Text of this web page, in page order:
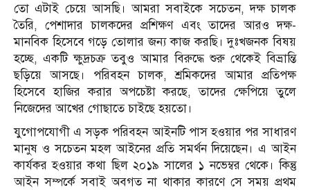
তো এটাই চেয়ে আসছি। আমরা সবাইকে সচেতন, দক্ষ চালক
তৈরি, পেশাদার চালকদের প্রশিক্ষণ এবং তাদের আরও দক্ষ-
মানবিক হিসেবে গড়ে তোলার জন্য কাজ করছি। দুঃখজনক বিষয়
হচ্ছে, একটি ক্ষুদ্রচক্র তবুও আমার বিরুদ্ধে শুরু থেকেই বিভ্রান্তি
ছড়িয়ে আসছে। পরিবহন চালক, শ্রমিকদের আমার প্রতিপক্ষ
হিসেবে হাজির করার অপচেষ্টা করছে, তাদের ক্ষেপিয়ে তুলে
নিজেদের আখের গোছাতে চাইছে হয়তো।
যুগোপযোগী এ সড়ক পরিবহন আইনটি পাস হওয়ার পর সাধারণ
মানুষ ও সচেতন মহল আইনের প্রতি সমর্থন দিয়েছেন। এ আইন
কার্যকর হওয়ার কথা ছিল ২০১৯ সালের ১ নভেম্বর থেকে। কিন্তু
আইন সম্পর্কে সবাই অবগত না থাকার কারণে সে সময় প্রথম